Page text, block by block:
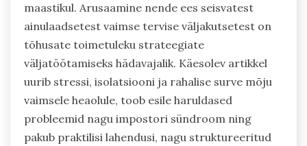
maastikul. Arusaamine nende ees seisvatest
ainulaadsetest vaimse tervise väljakutsetest on
tõhusate toimetuleku strateegiate
väljatöötamiseks hädavajalik. Käesolev artikkel
uurib stressi, isolatsiooni ja rahalise surve mõju
vaimsele heaolule, toob esile haruldased
probleemid nagu impostori sündroom ning
pakub praktilisi lahendusi, nagu struktureeritud